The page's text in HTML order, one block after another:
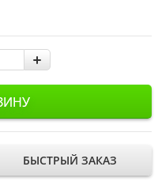
БЫСТРЫЙ ЗАКАЗ